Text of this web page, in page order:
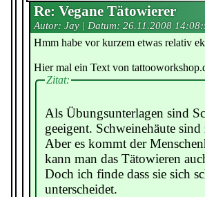
Re: Vegane Tätowierer
Autor: Jay | Datum: 26.11.2008
Hmm habe vor kurzem etwas relativ
Hier mal ein Text von
Zitat:
Als Übungsunterlagen sind
geeigent. Schweinehäute
Aber es kommt der
kann man das Tätowieren
Doch ich finde dass sie sich
unterscheidet.